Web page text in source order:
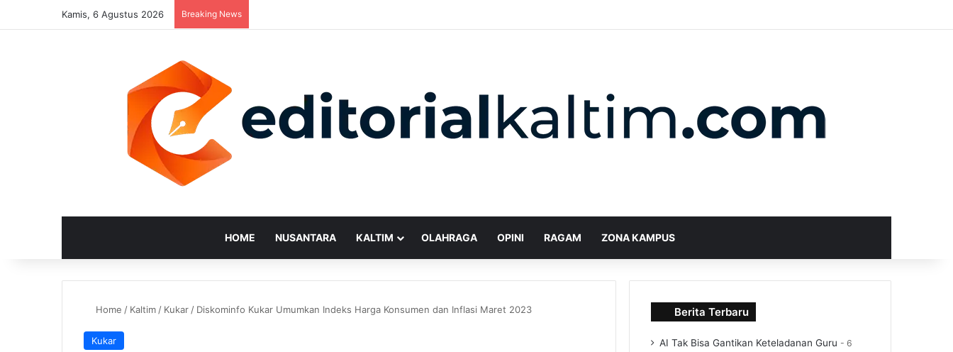
Kamis, 6 Agustus 2026 Breaking News
HOME NUSANTARA KALTIM OLAHRAGA OPINI RAGAM ZONA KAMPUS
Home / Kaltim / Kukar / Diskominfo Kukar Umumkan Indeks Harga Konsumen dan Inflasi Maret 2023
Kukar
Berita Terbaru
AI Tak Bisa Gantikan Keteladanan Guru
6